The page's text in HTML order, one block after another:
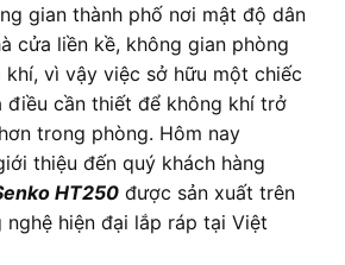
gian thành phố nơi mật độ dân
cửa liền kề, không gian phòng
khí, vì vậy việc sở hữu một chiếc
điều cần thiết để không khí trở
trong phòng. Hôm nay
thiệu đến quý khách hàng
HT250 được sản xuất trên
nghệ hiện đại lắp ráp tại Việt